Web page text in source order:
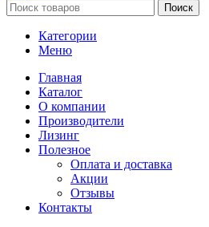
Поиск
Категории
Меню
Главная
Каталог
О компании
Производители
Лизинг
Полезное
Оплата и доставка
Акции
Отзывы
Контакты